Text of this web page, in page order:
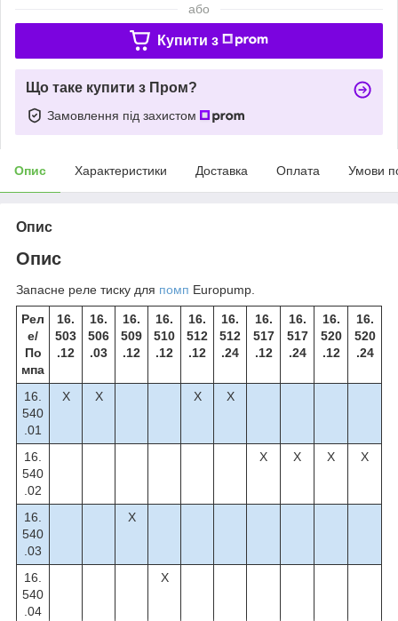
або
Купити з
Що таке купити з Пром?
Замовлення під захистом
Опис Характеристики Доставка Оплата Умови
Опис
Опис
Запасне реле тиску для помп Europump.
Рел
е/
По
мпа
16.
503
.12
16.
506
.03
16.
509
.12
16.
510
.12
16.
512
.12
16.
512
.24
16.
517
.12
16.
517
.24
16.
520
.12
16.
520
.24
16.
540
.01
X X X X
16.
540
.02
X X X X
16.
540
.03
X
16.
540
.04
X